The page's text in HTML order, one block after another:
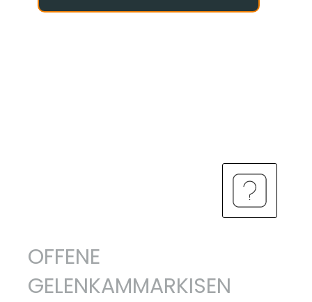
OFFENE
GELENKAMMARKISEN